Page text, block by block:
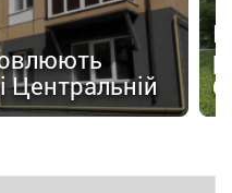
Центральній